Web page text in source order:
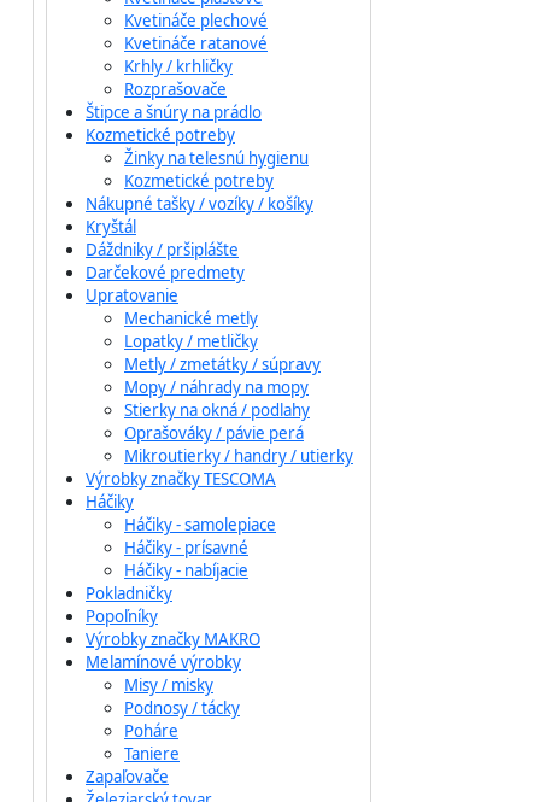
Kvetináče plechové
Kvetináče ratanové
Krhly / krhličky
Rozprašovače
Štipce a šnúry na prádlo
Kozmetické potreby
Žinky na telesnú hygienu
Kozmetické potreby
Nákupné tašky / vozíky / košíky
Kryštál
Dáždniky / pršiplášte
Darčekové predmety
Upratovanie
Mechanické metly
Lopatky / metličky
Metly / zmetátky / súpravy
Mopy / náhrady na mopy
Stierky na okná / podlahy
Oprašováky / pávie perá
Mikroutierky / handry / utierky
Výrobky značky TESCOMA
Háčiky
Háčiky - samolepiace
Háčiky - prísavné
Háčiky - nabíjacie
Pokladničky
Popoľníky
Výrobky značky MAKRO
Melamínové výrobky
Misy / misky
Podnosy / tácky
Poháre
Taniere
Zapaľovače